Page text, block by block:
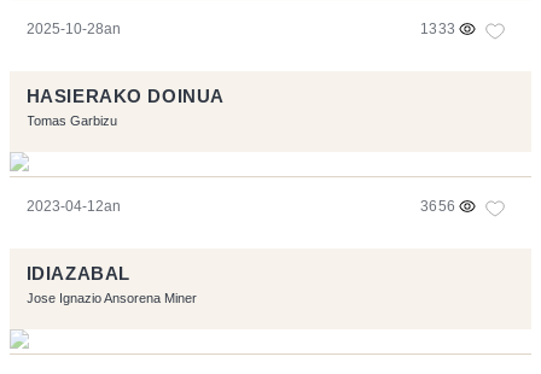
2025-10-28an 1333
HASIERAKO DOINUA
Tomas Garbizu
2023-04-12an 3656
IDIAZABAL
Jose Ignazio Ansorena Miner